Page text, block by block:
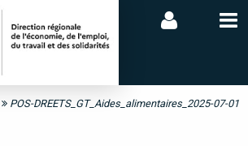
POS-DREETS_GT_Aides_alimentaires_2025-07-01